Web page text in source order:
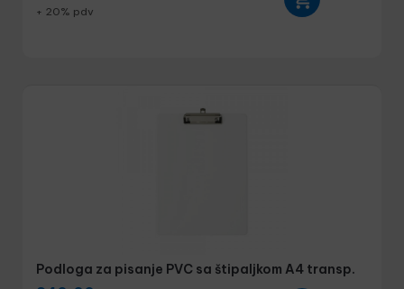
+ 20% pdv
Podloga za pisanje PVC sa štipaljkom A4 transp.